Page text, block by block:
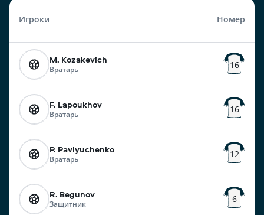
Игроки Номер
M. Kozakevich
Вратарь 16
F. Lapoukhov
Вратарь 16
P. Pavlyuchenko
Вратарь 12
R. Begunov
Защитник 6